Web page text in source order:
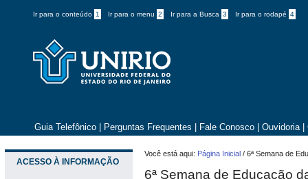
Ir para o conteúdo 1 Ir para o menu 2 Ir para a Busca 3 Ir para o rodapé 4
Guia Telefônico Perguntas Frequentes Fale Conosco Ouvidoria
ACESSO À INFORMAÇÃO
Você está aqui: Página Inicial /6ª Semana de
6ª Semana de Educação